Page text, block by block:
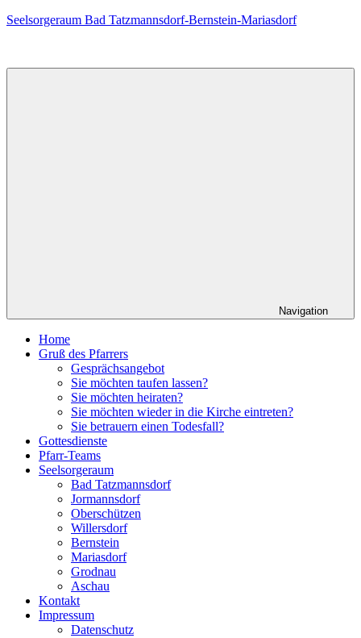
Zum
Seelsorgeraum Bad Tatzmannsdorf-Bernstein-Mariasdorf
Navigation
Home
Gruß des Pfarrers
Gesprächsangebot
Sie möchten taufen lassen?
Sie möchten heiraten?
Sie möchten wieder in die Kirche eintreten?
Sie betrauern einen Todesfall?
Gottesdienste
Pfarr-Teams
Seelsorgeraum
Bad Tatzmannsdorf
Jormannsdorf
Oberschützen
Willersdorf
Bernstein
Mariasdorf
Grodnau
Aschau
Kontakt
Impressum
Datenschutz